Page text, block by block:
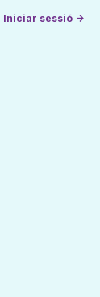
Iniciar sessió →